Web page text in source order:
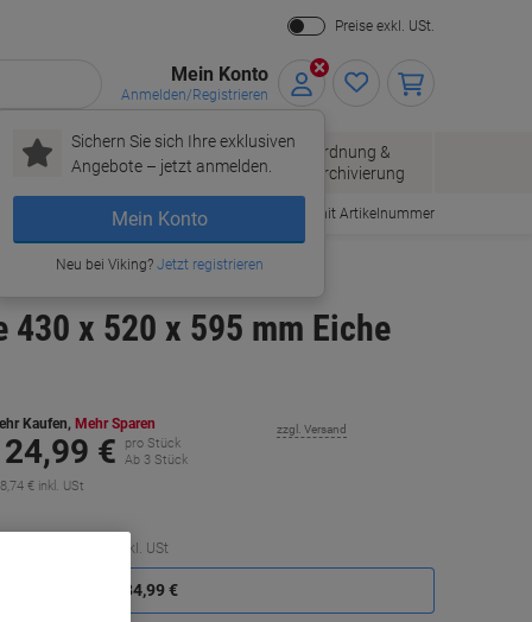
Preise exkl. USt.
Mein Konto
Anmelden/Registrieren
Sichern Sie sich Ihre exklusiven
Angebote – jetzt anmelden.
Mein Konto
Neu bei Viking?Jetzt registrieren
Papier, Versand
& Pakete
Bürobedarf
Ordnung &
Archivierung
Bestellen mit Artikelnummer
x 520 x 595 mm Eiche
Kaufen, Mehr Sparen
€
pro Stück
Ab 3 Stück
€ inkl. USt
zzgl. Versand
exkl. USt
134,99 €